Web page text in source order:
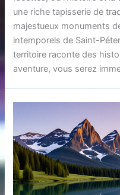
une riche tapisserie de
majestueux monuments
intemporels de Saint-
territoire raconte des
aventure, vous serez